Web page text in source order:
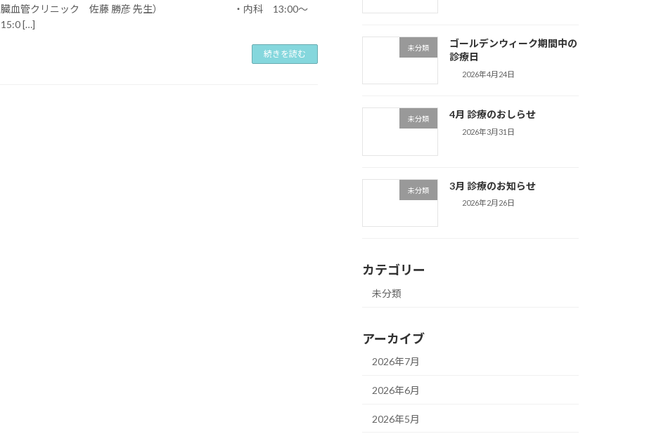
臓血管クリニック 佐藤 勝彦 先生） ・内科 13:00〜
15:0 […]
続きを読む
未分類
ゴールデンウィーク期間中の
診療日
2026年4月24日
未分類 4月 診療のおしらせ
2026年3月31日
未分類 3月 診療のお知らせ
2026年2月26日
カテゴリー
未分類
アーカイブ
2026年7月
2026年6月
2026年5月